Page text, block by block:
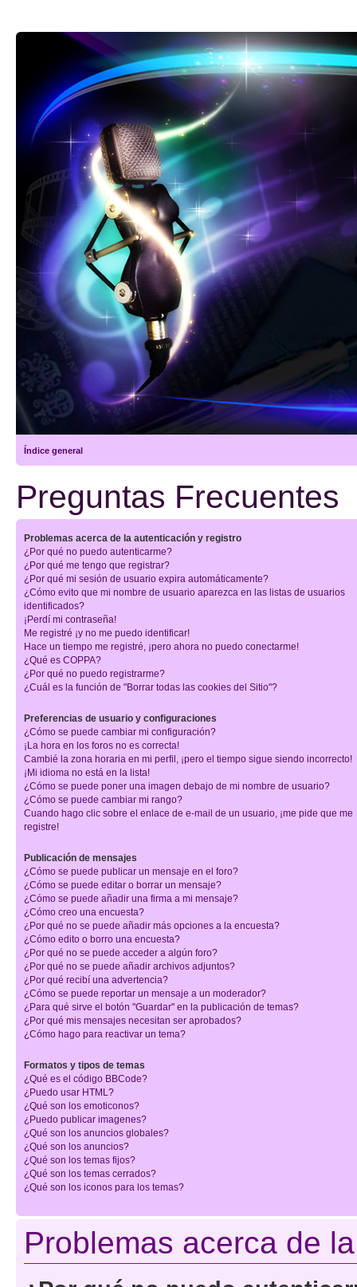
Índice general
Preguntas Frecuentes
Problemas acerca de la autenticación y registro
¿Por qué no puedo autenticarme?
¿Por qué me tengo que registrar?
¿Por qué mi sesión de usuario expira automáticamente?
¿Cómo evito que mi nombre de usuario aparezca en las listas de usuarios
identificados?
¡Perdí mi contraseña!
Me registré ¡y no me puedo identificar!
Hace un tiempo me registré, ¡pero ahora no puedo conectarme!
¿Qué es COPPA?
¿Por qué no puedo registrarme?
¿Cuál es la función de "Borrar todas las cookies del Sitio"?
Preferencias de usuario y configuraciones
¿Cómo se puede cambiar mi configuración?
¡La hora en los foros no es correcta!
Cambié la zona horaria en mi perfil, ¡pero el tiempo sigue siendo incorrecto!
¡Mi idioma no está en la lista!
¿Cómo se puede poner una imagen debajo de mi nombre de usuario?
¿Cómo se puede cambiar mi rango?
Cuando hago clic sobre el enlace de e-mail de un usuario, ¡me pide que me
registre!
Publicación de mensajes
¿Cómo se puede publicar un mensaje en el foro?
¿Cómo se puede editar o borrar un mensaje?
¿Cómo se puede añadir una firma a mi mensaje?
¿Cómo creo una encuesta?
¿Por qué no se puede añadir más opciones a la encuesta?
¿Cómo edito o borro una encuesta?
¿Por qué no se puede acceder a algún foro?
¿Por qué no se puede añadir archivos adjuntos?
¿Por qué recibí una advertencia?
¿Cómo se puede reportar un mensaje a un moderador?
¿Para qué sirve el botón "Guardar" en la publicación de temas?
¿Por qué mis mensajes necesitan ser aprobados?
¿Cómo hago para reactivar un tema?
Formatos y tipos de temas
¿Qué es el código BBCode?
¿Puedo usar HTML?
¿Qué son los emoticonos?
¿Puedo publicar imagenes?
¿Qué son los anuncios globales?
¿Qué son los anuncios?
¿Qué son los temas fijos?
¿Qué son los temas cerrados?
¿Qué son los iconos para los temas?
Problemas acerca de